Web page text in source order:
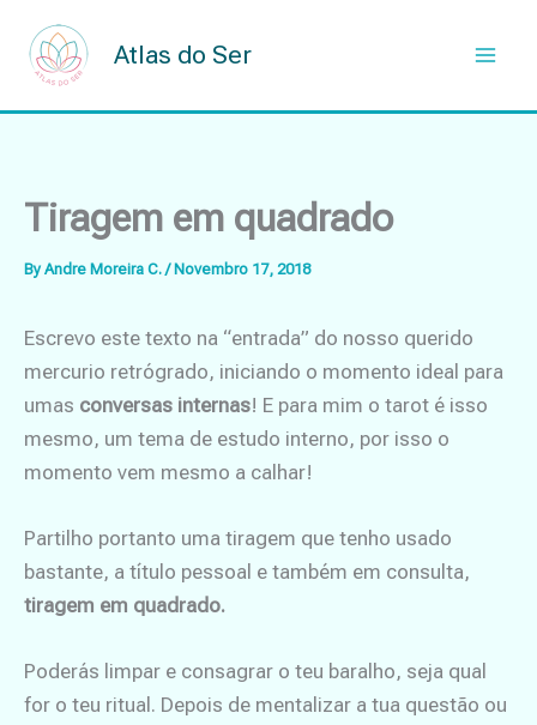
content
Atlas do Ser
Tiragem em quadrado
ByAndre Moreira C./ Novembro 17, 2018
Escrevo este texto na “entrada” do nosso querido
mercurio retrógrado, iniciando o momento ideal para
umas conversas internas! E para mim o tarot é isso
mesmo, um tema de estudo interno, por isso o
momento vem mesmo a calhar!
Partilho portanto uma tiragem que tenho usado
bastante, a título pessoal e também em consulta,
tiragem em quadrado.
Poderás limpar e consagrar o teu baralho, seja qual
for o teu ritual. Depois de mentalizar a tua questão ou